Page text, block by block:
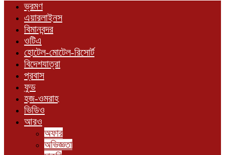
ভ্রমণ
এয়ারলাইনস
বিমানবন্দর
ওটিএ
হোটেল-মোটেল-রিসোর্ট
বিদেশযাত্রা
প্রবাস
ফুড
হজ-ওমরাহ
ভিডিও
আরও
অফার
অভিজ্ঞতা